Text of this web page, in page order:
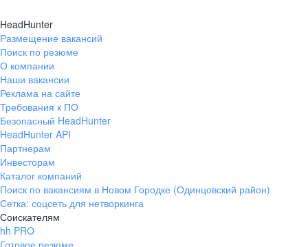
HeadHunter
Размещение вакансий
Поиск по резюме
О компании
Наши вакансии
Реклама на сайте
Требования к ПО
Безопасный HeadHunter
HeadHunter API
Партнерам
Инвесторам
Каталог компаний
Поиск по вакансиям в Новом Городке (Одинцовский район)
Сетка: соцсеть для нетворкинга
Соискателям
hh PRO
Готовое резюме